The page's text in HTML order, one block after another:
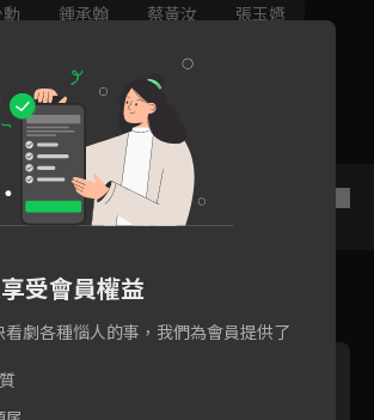
鍾承翰 蔡黃汝
張玉嬿
芸
受會員權益
劇各種惱人的事，我們為會員提供了